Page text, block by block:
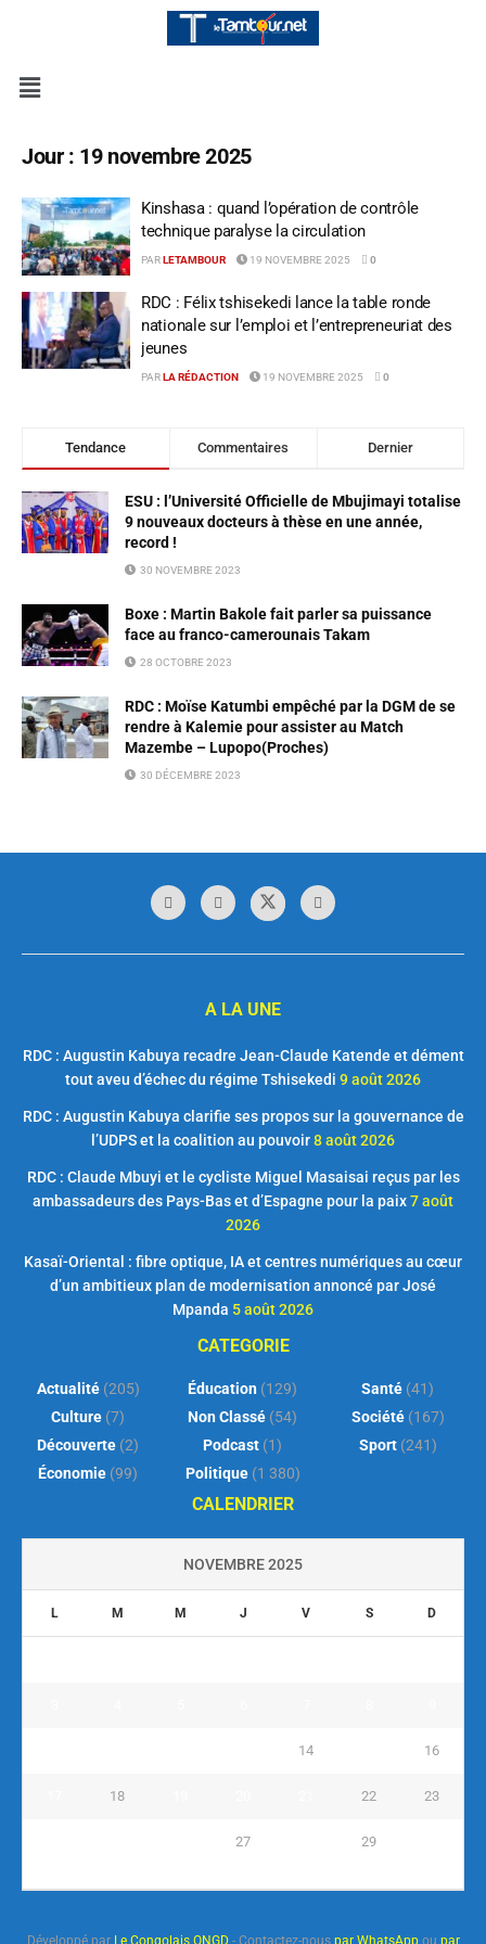
Jour : 19 novembre 2025
Kinshasa : quand l’opération de contrôle
technique paralyse la circulation
PAR LETAMBOUR 19 NOVEMBRE 2025 0
RDC : Félix tshisekedi lance la table ronde
nationale sur l’emploi et l’entrepreneuriat des
jeunes
PARLA RÉDACTION 19 NOVEMBRE 2025 0
Tendance Commentaires Dernier
ESU : l’Université Officielle de Mbujimayi totalise
9 nouveaux docteurs à thèse en une année,
record !
30 NOVEMBRE 2023
Boxe : Martin Bakole fait parler sa puissance
face au franco-camerounais Takam
28 OCTOBRE 2023
RDC : Moïse Katumbi empêché par la DGM de se
rendre à Kalemie pour assister au Match
Mazembe – Lupopo(Proches)
30 DÉCEMBRE 2023
A LA UNE
RDC : Augustin Kabuya recadre Jean-Claude Katende et dément
tout aveu d’échec du régime Tshisekedi 9 août 2026
RDC : Augustin Kabuya clarifie ses propos sur la gouvernance de
l’UDPS et la coalition au pouvoir8 août 2026
RDC : Claude Mbuyi et le cycliste Miguel Masaisai reçus par les
ambassadeurs des Pays-Bas et d’Espagne pour la paix7 août
2026
Kasaï-Oriental : fibre optique, IA et centres numériques au cœur
d’un ambitieux plan de modernisation annoncé par José
Mpanda 5 août 2026
CATEGORIE
Actualité(205)
Culture (7)
Découverte (2)
Économie (99)
Éducation (129)
Non Classé (54)
Podcast (1)
Politique(1 380)
Santé (41)
Société(167)
Sport(241)
CALENDRIER
NOVEMBRE 2025
L M M J V S D
14 16
18 22 23
27 29
Développé par Le Congolais ONGD- Contactez-nous par WhatsAppou par